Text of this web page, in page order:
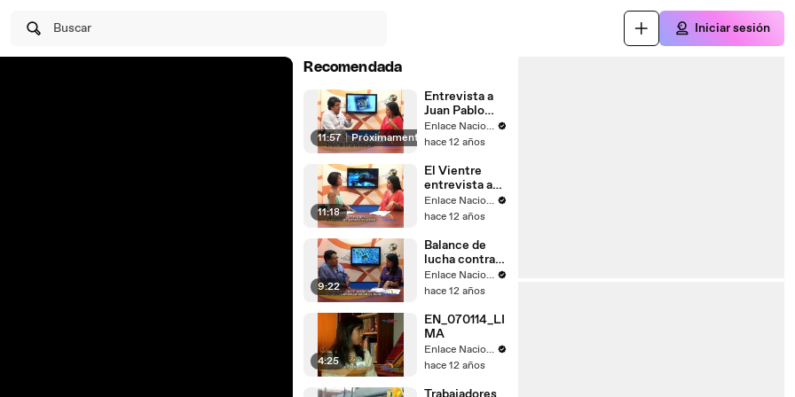
Buscar Iniciar sesión
Recomendada
11:57 | Próximamente
Entrevista a
Juan Pablo
Saaverda
FEDEPAZ
Enlace Nacional
hace 12 años
11:18
El Vientre
entrevista a
Mayella
Lloclla
Enlace Nacional
hace 12 años
9:22
Balance de
lucha contra
el
narcotrafico
Enlace Nacional
hace 12 años
4:25
EN_070114_LI
MA
Enlace Nacional
hace 12 años